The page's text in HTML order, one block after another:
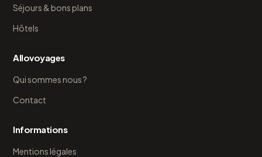
Séjours & bons plans
Hôtels
Allovoyages
Qui sommes nous ?
Contact
Informations
Mentions légales